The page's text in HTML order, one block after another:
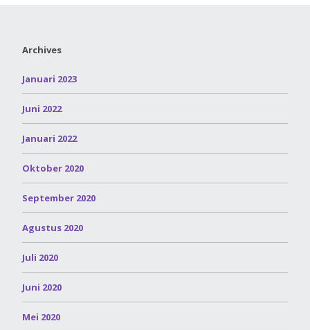
Archives
Januari 2023
Juni 2022
Januari 2022
Oktober 2020
September 2020
Agustus 2020
Juli 2020
Juni 2020
Mei 2020